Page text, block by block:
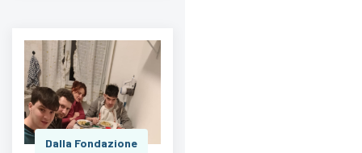
Dalla Fondazione